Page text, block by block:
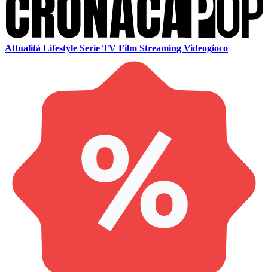
Attualità Lifestyle Serie TV Film Streaming Videogioco